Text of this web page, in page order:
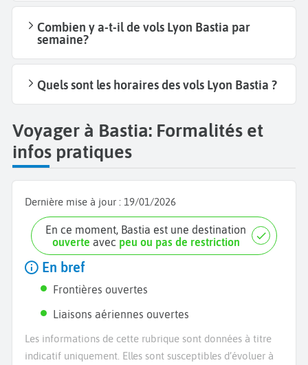
Combien y a-t-il de vols Lyon Bastia par
semaine?
Quels sont les horaires des vols Lyon Bastia ?
Voyager à Bastia: Formalités et
infos pratiques
Dernière mise à jour : 19/01/2026
En ce moment, Bastia est une destination
ouverte avec peu ou pas de restriction
En bref
Frontières ouvertes
Liaisons aériennes ouvertes
Les informations de cette rubrique sont données à titre
indicatif uniquement. Elles sont susceptibles d’évoluer à